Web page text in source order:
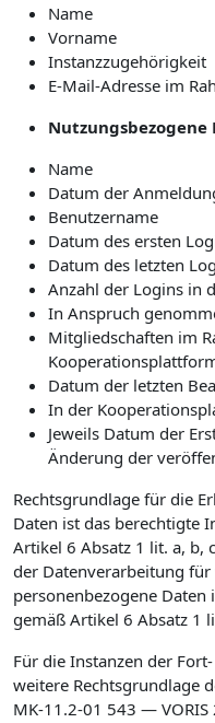
Name
Vorname
Instanzzugehörigkeit
E-Mail-Adresse im
Name
Datum der
Benutzername
Datum des ersten
Datum des letzten
Anzahl der Logins in
In Anspruch
Mitgliedschaften im
Datum der letzten
In der
Jeweils Datum der
Änderung der
Rechtsgrundlage für die
Daten ist das berechtigte
Artikel 6 Absatz 1 lit. a, b,
der Datenverarbeitung
personenbezogene
gemäß Artikel 6 Absatz 1
Für die Instanzen der
weitere Rechtsgrundlage
MK-11.2-01 543 —